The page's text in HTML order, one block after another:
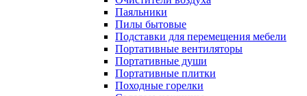
Паяльники
Пилы бытовые
Подставки для перемещения мебели
Портативные вентиляторы
Портативные души
Портативные плитки
Походные горелки